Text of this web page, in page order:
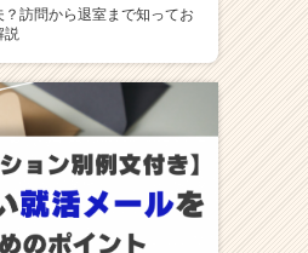
訪問から退室まで知ってお
説